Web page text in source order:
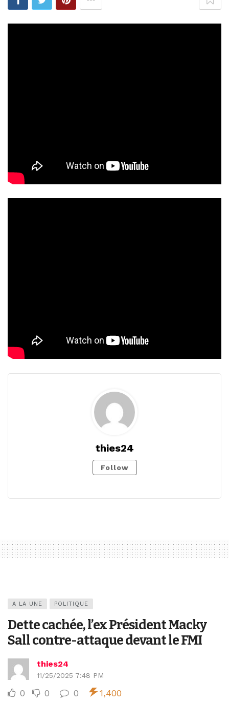
thies24
Follow
A LA UNE POLITIQUE
Dette cachée, l’ex Président Macky
Sall contre-attaque devant le FMI
thies24
11/25/2025 7:48 PM
0 0 0 1,400